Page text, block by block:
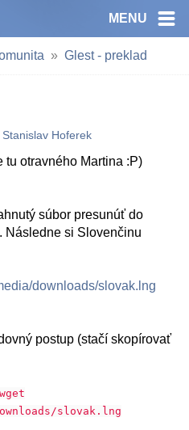
MENU
Glest - preklad
Stanislav Hoferek
tu otravného Martina :P)
súbor presunúť do
Následne si Slovenčinu
downloads/slovak.lng
postup (stačí skopírovať
slovak.lng